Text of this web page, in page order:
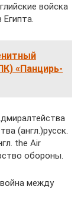
войска
«Панцирь-
(англ.)русск.
the Air
обороны.
между